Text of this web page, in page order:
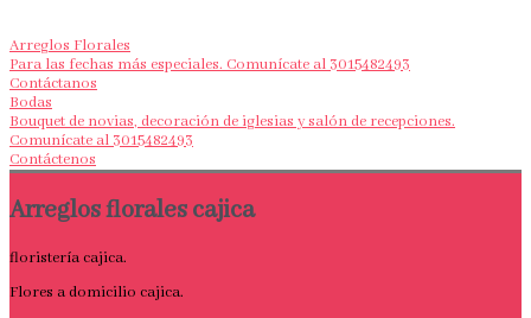
Arreglos Florales
Para las fechas más especiales. Comunícate al 3015482493
Contáctanos
Bodas
Bouquet de novias, decoración de iglesias y salón de recepciones.
Comunícate al 3015482493
Contáctenos
Arreglos florales cajica
floristería cajica.
Flores a domicilio cajica.